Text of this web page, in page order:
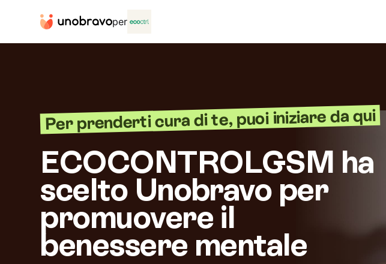
per
Per prenderti cura di te, puoi iniziare da qui
ECOCONTROLGSM ha
scelto Unobravo per
promuovere il
benessere mentale